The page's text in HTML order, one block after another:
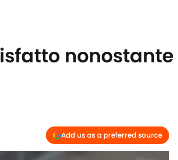
nonostante
Add us as a preferred source